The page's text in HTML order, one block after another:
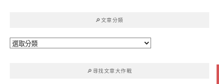
🔎文章分類
🔎
🔎尋找文章大作戰